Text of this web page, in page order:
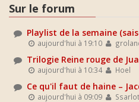
Sur le forum
Playlist de la semaine
aujourd'hui à 19:10
Trilogie Reine rouge de
aujourd'hui à 10:34 Hoel
Ce qu'il faut de haine –
aujourd'hui à 09:09